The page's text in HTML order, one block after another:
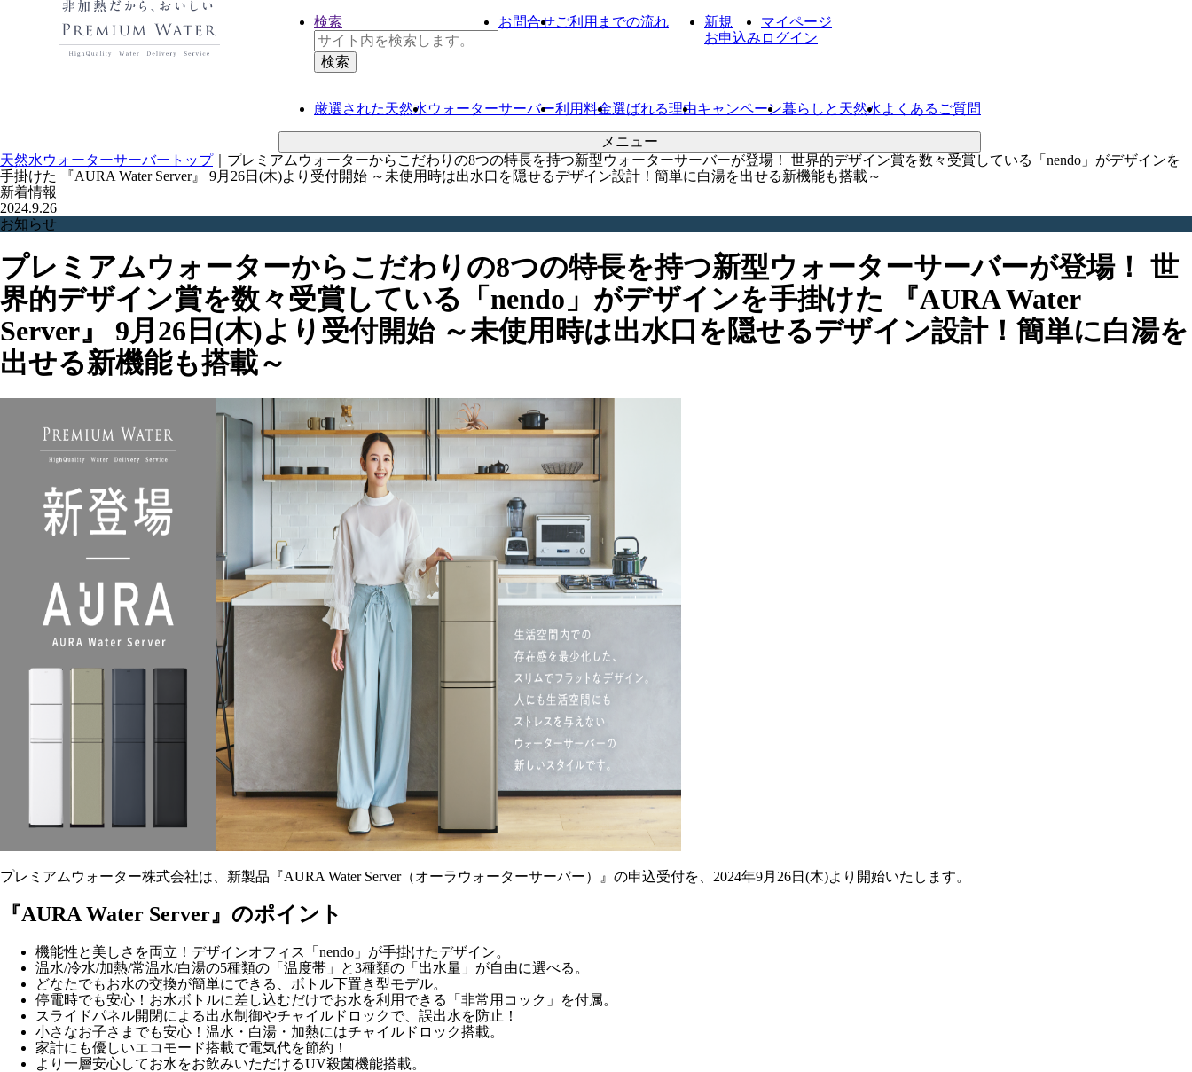
メニュー
厳選された天然水ウォーターサーバー利用料金選ばれる理由キャンペーン暮らしと天然水よくあるご質問
検索 お問合せご利用までの流れ
新規
お申込み
マイページ
ログイン
天然水ウォーターサーバートップ｜ プレミアムウォーターからこだわりの8つの特長を持つ新型ウォーターサーバーが登場！ 世界的デザイン賞を数々受賞している「nendo」がデザインを
手掛けた 『AURA Water Server』 9月26日(木)より受付開始 ～未使用時は出水口を隠せるデザイン設計！簡単に白湯を出せる新機能も搭載～
新着情報
2024.9.26
お知らせ
プレミアムウォーターからこだわりの8つの特長を持つ新型ウォーターサーバーが登場！ 世
界的デザイン賞を数々受賞している「nendo」がデザインを手掛けた 『AURA Water
Server』 9月26日(木)より受付開始 ～未使用時は出水口を隠せるデザイン設計！簡単に白湯を
出せる新機能も搭載～
プレミアムウォーター株式会社は、新製品『AURA Water Server（オーラウォーターサーバー）』の申込受付を、2024年9月26日(木)より開始いたします。
『AURA Water Server』のポイント
機能性と美しさを両立！デザインオフィス 「nendo」が手掛けたデザイン。
温水/冷水/加熱/常温水/白湯の5種類の「温度帯」と3種類の「出水量」 が自由に選べる。
どなたでもお水の交換が簡単にできる、ボトル下置き型モデル。
停電時でも安心！お水ボトルに差し込むだけでお水を利用できる
「非常用コック」を付属。
スライドパネル開閉による出水制御やチャイルドロックで、誤出水を防止！
小さなお子さまでも安心！ 温水・白湯・加熱にはチャイルドロック搭載。
家計にも優しいエコモード搭載で電気代を節約！
より一層安心してお水をお飲みいただけるUV殺菌機能搭載。